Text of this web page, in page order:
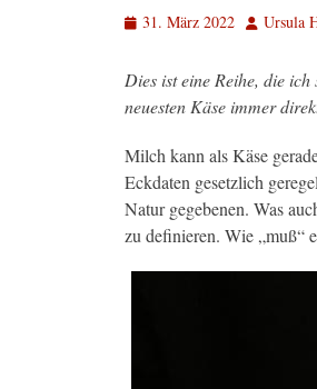
Veröffentlicht
31. März 2022 AutorUrsula
Dies ist eine Reihe, die
neuesten Käse immer
Milch kann als Käse
Eckdaten gesetzlich
Natur gegebenen. Was
zu definieren. Wie „muß“